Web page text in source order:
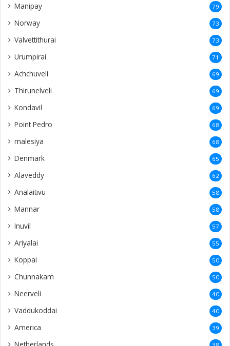
Manipay 79
Norway 73
Valvettithurai 73
Urumpirai 71
Achchuveli 69
Thirunelveli 69
Kondavil 69
Point Pedro 68
malesiya 68
Denmark 65
Alaveddy 62
Analaitivu 58
Mannar 58
Inuvil 57
Ariyalai 55
Koppai 50
Chunnakam 50
Neerveli 40
Vaddukoddai 40
America 39
Netherlands